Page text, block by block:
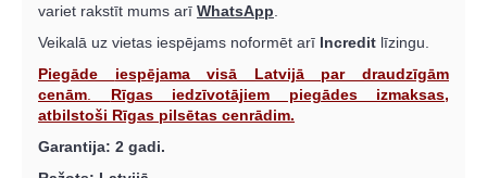
variet rakstīt mums arī WhatsApp
Veikalā uz vietas iespējams noformēt arī Incredit līzingu.
Piegāde
iespējama visā Latvijā par draudzīgām
cenām
Rīgas iedzīvotājiem piegādes izmaksas,
atbilstoši Rīgas pilsētas cenrādim.
Garantija: 2 gadi.